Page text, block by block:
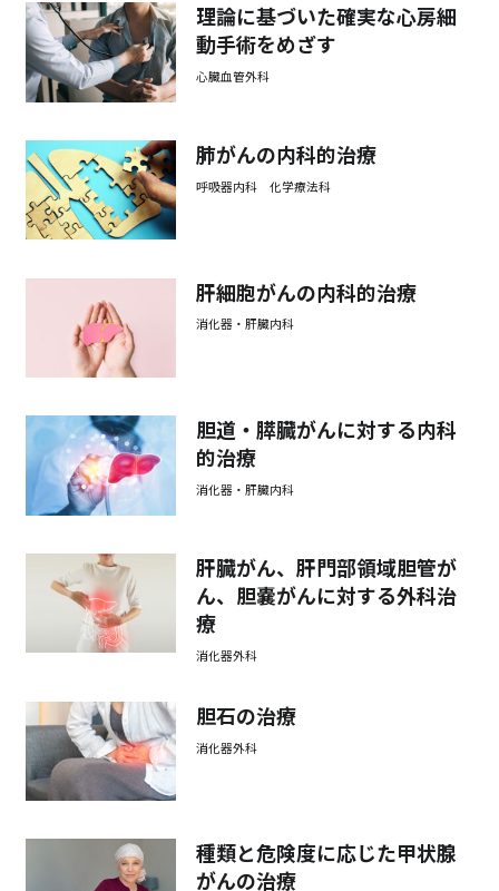
理論に基づいた確実な心房細
動手術をめざす
心臓血管外科
肺がんの内科的治療
呼吸器内科 化学療法科
肝細胞がんの内科的治療
消化器・肝臓内科
胆道・膵臓がんに対する内科
的治療
消化器・肝臓内科
肝臓がん、肝門部領域胆管が
ん、胆嚢がんに対する外科治
療
消化器外科
胆石の治療
消化器外科
種類と危険度に応じた甲状腺
がんの治療